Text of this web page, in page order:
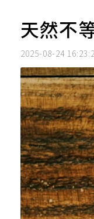
天然不
2025-08-24